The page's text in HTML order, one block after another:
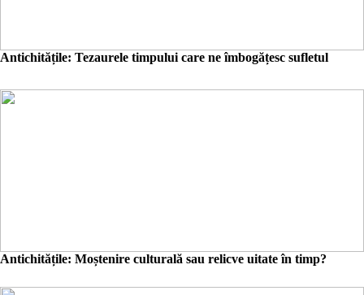
Antichitățile: Tezaurele timpului care ne îmbogățesc sufletul
Antichitățile: Moștenire culturală sau relicve uitate în timp?